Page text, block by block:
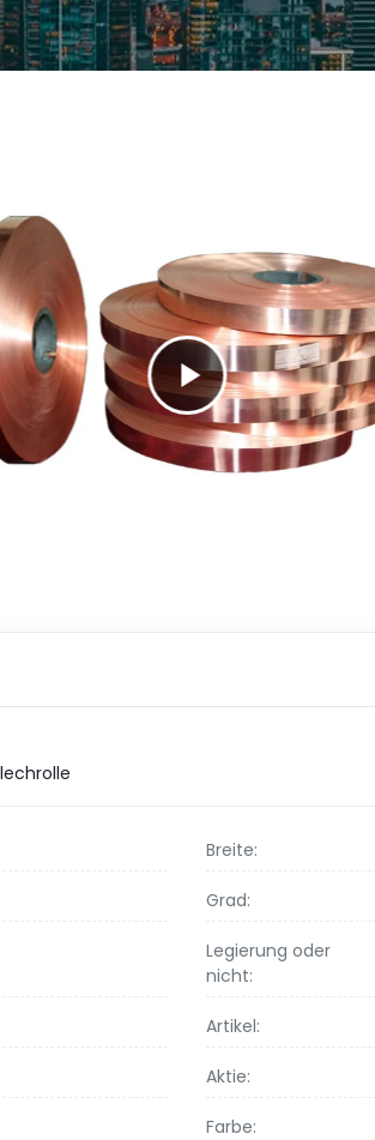
Breite:
Grad:
Legierung oder
nicht:
Artikel:
Aktie:
Farbe: